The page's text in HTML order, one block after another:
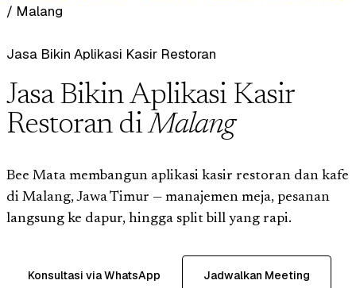
/ Malang
Jasa Bikin Aplikasi Kasir Restoran
Jasa Bikin Aplikasi Kasir
Restoran diMalang
Bee Mata membangun aplikasi kasir restoran dan kafe
di Malang, Jawa Timur — manajemen meja, pesanan
langsung ke dapur, hingga split bill yang rapi.
Konsultasi via WhatsApp Jadwalkan Meeting